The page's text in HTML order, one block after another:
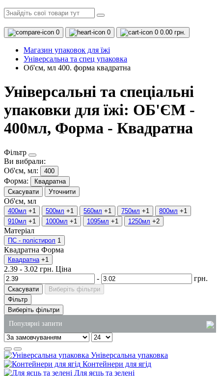
0 0 0 0.00 грн.
Магазин упаковок для їжі
Універсальна та спец упаковка
Об'єм, мл 400. форма квадратна
Універсальні та спеціальні
упаковки для їжі: ОБ'ЄМ -
400мл, Форма - Квадратна
Фільтр
Ви вибрали:
Об'єм, мл:
400
Форма:
Квадратна
Скасувати
Уточнити
Об'єм, мл
400мл +1 500мл +1 560мл +1 750мл +1 800мл +1
910мл +1 1000мл +1 1095мл +1 1250мл +2
Матеріал
ПС - полістирол 1
Квадратна Форма
Квадратна +1
2.39 - 3.02 грн. Ціна
-
грн.
Скасувати
Виберіть фільтри
Фільтр
Виберіть фільтри
Популярні запити
купити пакети паперові
купити миючий засіб для посуду 5 літрів
Універсальна упаковка
Контейнери для ягід
Для яєць та зелені